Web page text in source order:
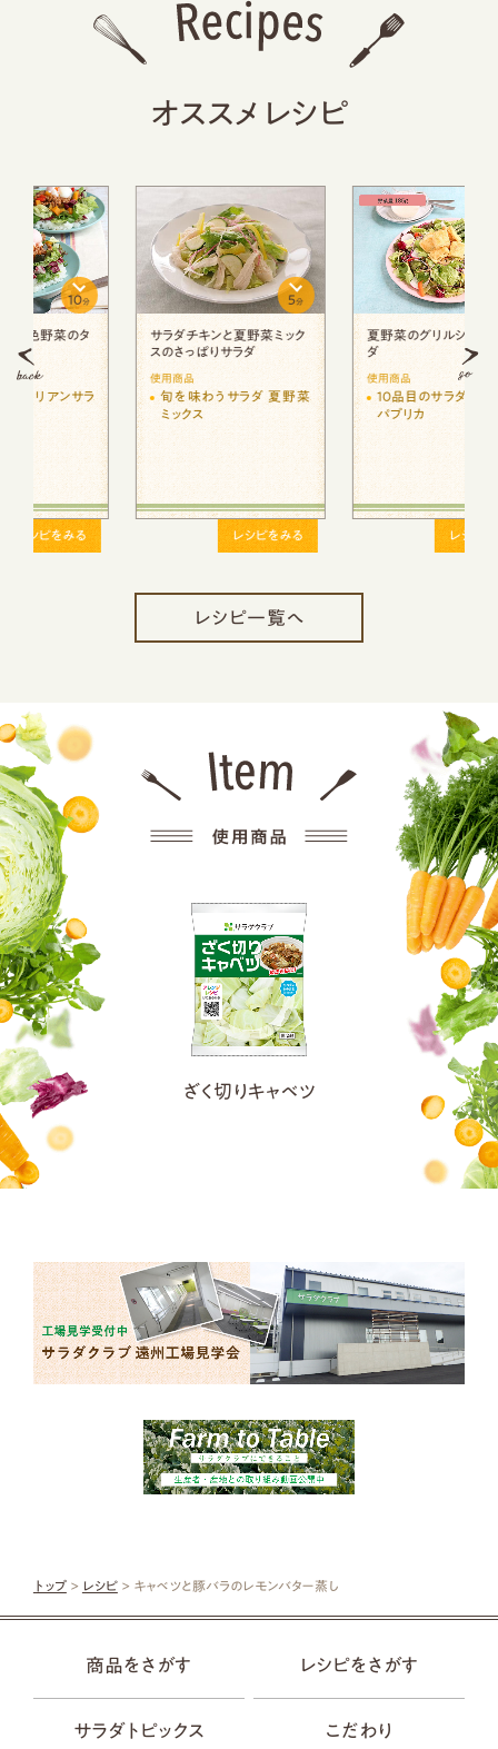
オススメレシピ
夏野菜のグリルシーザーサラ
10分
使用商品
10品目のサラダ レタスや
パプリカ
おかずになる！サラダラぺ
１０分
使用商品
１／２日分の野菜がとれる緑
黄色野菜ミックス
レシピ一覧へ
ざく切りキャベツ
トップ> レシピ> キャベツと豚バラのレモンバター蒸し
商品をさがす レシピをさがす
サラダトピックス こだわり